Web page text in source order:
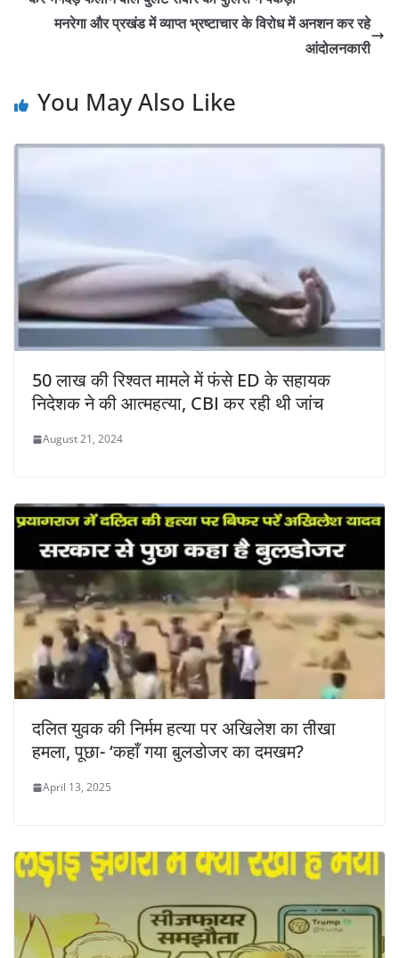
मनरेगा और प्रखंड में व्याप्त भ्रष्टाचार के विरोध में अनशन कर रहे
आंदोलनकारी
You May Also Like
50 लाख की रिश्वत मामले में फंसे ED के सहायक
निदेशक ने की आत्महत्या, CBI कर रही थी जांच
August 21, 2024
दलित युवक की निर्मम हत्या पर अखिलेश का तीखा
हमला, पूछा- ‘कहाँ गया बुलडोजर का दमखम?
April 13, 2025